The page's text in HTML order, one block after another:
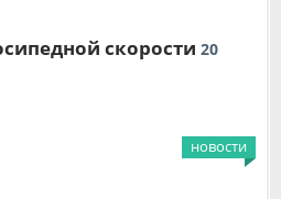
скорости 20
новости